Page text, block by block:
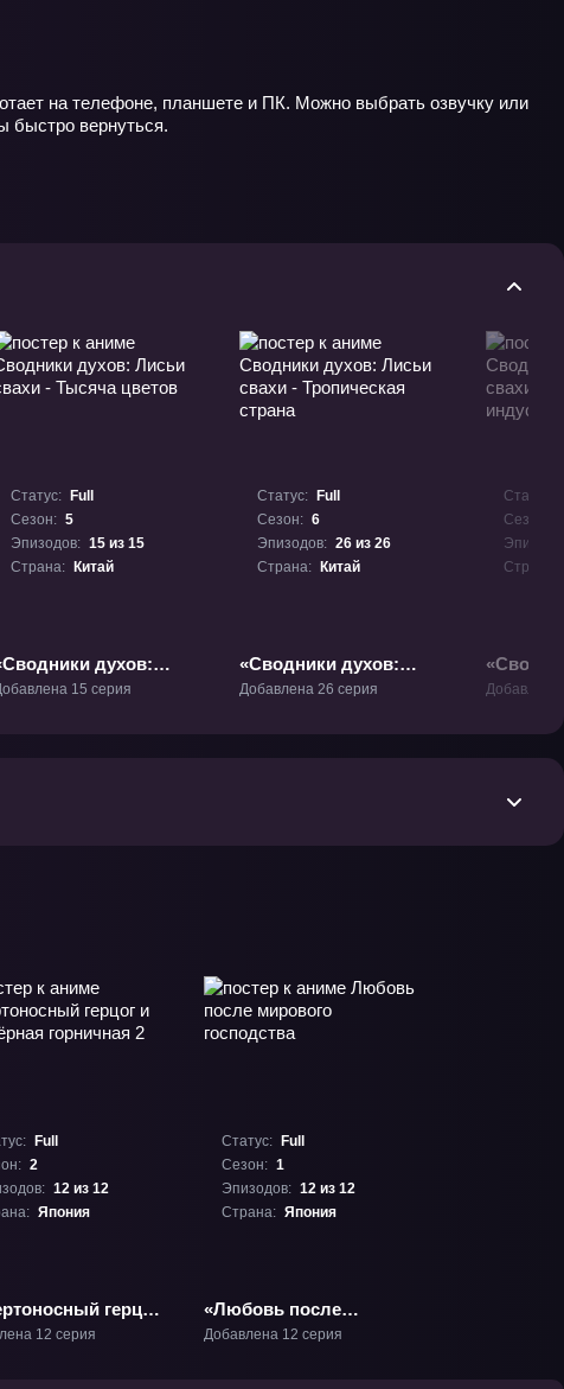
на телефоне, планшете и ПК. Можно выбрать озвучку или
быстро вернуться.
Статус:
Full
Сезон: 5
Эпизодов: 15 из 15
Страна:
Китай
духов:
свахи - Тысяча
15 серия
Статус:
Full
Сезон: 6
Эпизодов: 26 из 26
Страна:
Китай
«Сводники духов:
Лисьи свахи -
Добавлена 26 серия
Статус:
Сезон:
Страна:
Лисьи
Добавлена
Full
2
12 из 12
Япония
герцог
чёрная горничная
12 серия
Статус:
Full
Сезон: 1
Эпизодов: 12 из 12
Страна: Япония
«Любовь после
мирового господства»
Добавлена 12 серия